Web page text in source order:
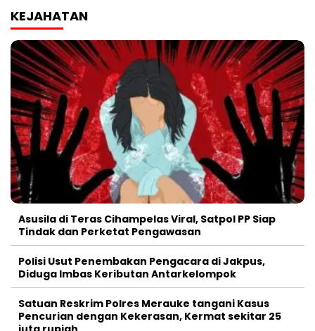
KEJAHATAN
Asusila di Teras Cihampelas Viral, Satpol PP Siap
Tindak dan Perketat Pengawasan
Polisi Usut Penembakan Pengacara di Jakpus,
Diduga Imbas Keributan Antarkelompok
Satuan Reskrim Polres Merauke tangani Kasus
Pencurian dengan Kekerasan, Kermat sekitar 25